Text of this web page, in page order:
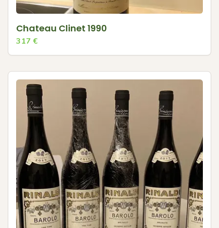
Chateau Clinet 1990
317 €